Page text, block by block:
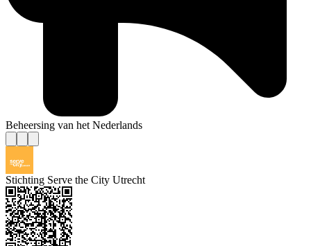
Beheersing van het Nederlands
Stichting Serve the City Utrecht